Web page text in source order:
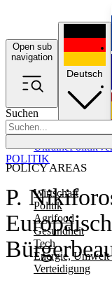
Open sub
navigation
Suchen
POLICY AREAS
Wirtschaft
Politik
Agrifood
Gesundheit
Tech
Energie, Umwelt
Verteidigung
UkrainePolitik
Deutsch
P.
POLITIK